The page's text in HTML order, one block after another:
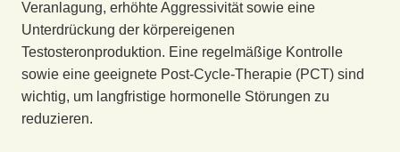
Veranlagung, erhöhte Aggressivität sowie eine
Unterdrückung der körpereigenen
Testosteronproduktion. Eine regelmäßige Kontrolle
sowie eine geeignete Post-Cycle-Therapie (PCT) sind
wichtig, um langfristige hormonelle Störungen zu
reduzieren.